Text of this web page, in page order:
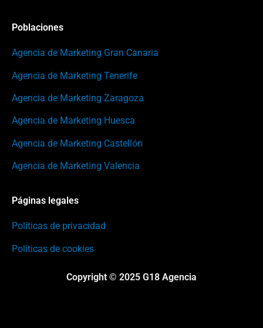
Poblaciones
Agencia de Marketing Gran Canaria
Agencia de Marketing Tenerife
Agencia de Marketing Zaragoza
Agencia de Marketing Huesca
Agencia de Marketing Castellón
Agencia de Marketing Valencia
Páginas legales
Políticas de privacidad
Políticas de cookies
Copyright © 2025 G18 Agencia